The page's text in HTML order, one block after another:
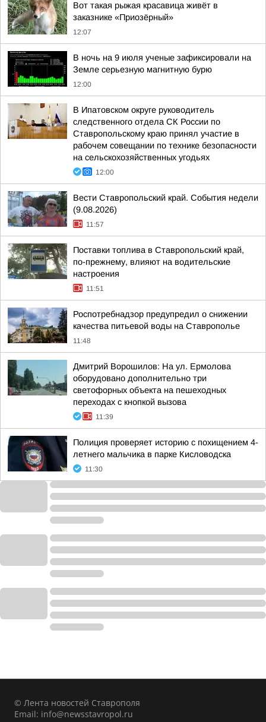
Вот такая рыжая красавица живёт в
заказнике «Приозёрный»
12:07
В ночь на 9 июля ученые зафиксировали на
Земле серьезную магнитную бурю
12:00
В Ипатовском округе руководитель
следственного отдела СК России по
Ставропольскому краю принял участие в
рабочем совещании по технике безопасности
на сельскохозяйственных угодьях
12:00
Вести Ставропольский край. События недели
(9.08.2026)
11:57
Поставки топлива в Ставропольский край,
по-прежнему, влияют на водительские
настроения
11:51
Роспотребнадзор предупредил о снижении
качества питьевой воды на Ставрополье
11:48
Дмитрий Ворошилов: На ул. Ермолова
оборудовано дополнительно три
светофорных объекта на пешеходных
переходах с кнопкой вызова
11:39
Полиция проверяет историю с похищением 4-
летнего мальчика в парке Кисловодска
11:30
© Лента новостей Ставрополя
Email: info@newsstavropol.ru